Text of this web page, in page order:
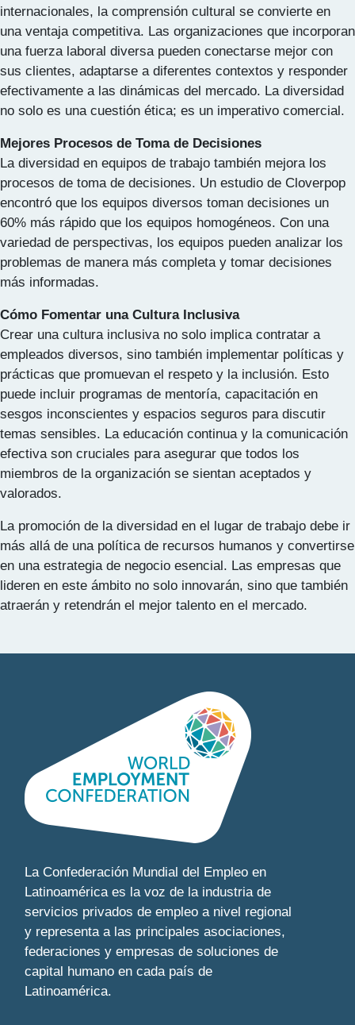
internacionales, la comprensión cultural se convierte en
una ventaja competitiva. Las organizaciones que incorporan
una fuerza laboral diversa pueden conectarse mejor con
sus clientes, adaptarse a diferentes contextos y responder
efectivamente a las dinámicas del mercado. La diversidad
no solo es una cuestión ética; es un imperativo comercial.
Mejores Procesos de Toma de Decisiones
La diversidad en equipos de trabajo también mejora los
procesos de toma de decisiones. Un estudio de Cloverpop
encontró que los equipos diversos toman decisiones un
60% más rápido que los equipos homogéneos. Con una
variedad de perspectivas, los equipos pueden analizar los
problemas de manera más completa y tomar decisiones
más informadas.
Cómo Fomentar una Cultura Inclusiva
Crear una cultura inclusiva no solo implica contratar a
empleados diversos, sino también implementar políticas y
prácticas que promuevan el respeto y la inclusión. Esto
puede incluir programas de mentoría, capacitación en
sesgos inconscientes y espacios seguros para discutir
temas sensibles. La educación continua y la comunicación
efectiva son cruciales para asegurar que todos los
miembros de la organización se sientan aceptados y
valorados.
La promoción de la diversidad en el lugar de trabajo debe ir
más allá de una política de recursos humanos y convertirse
en una estrategia de negocio esencial. Las empresas que
lideren en este ámbito no solo innovarán, sino que también
atraerán y retendrán el mejor talento en el mercado.
La Confederación Mundial del Empleo en
Latinoamérica es la voz de la industria de
servicios privados de empleo a nivel regional
y representa a las principales asociaciones,
federaciones y empresas de soluciones de
capital humano en cada país de
Latinoamérica.